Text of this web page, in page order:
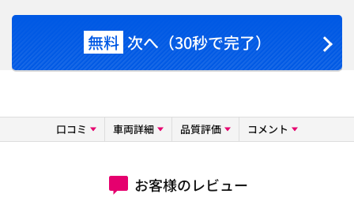
無料 次へ（30秒で完了）
口コミ 車両詳細 品質評価 コメント
お客様のレビュー